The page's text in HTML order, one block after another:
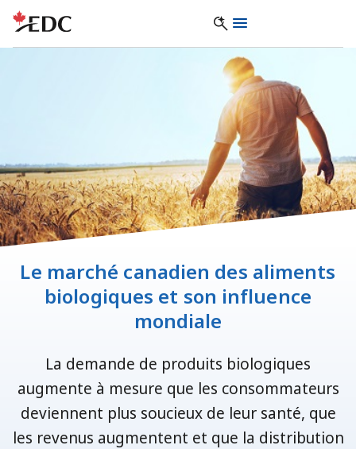
Le marché canadien des aliments
biologiques et son influence
mondiale
La demande de produits biologiques
augmente à mesure que les consommateurs
deviennent plus soucieux de leur santé, que
les revenus augmentent et que la distribution